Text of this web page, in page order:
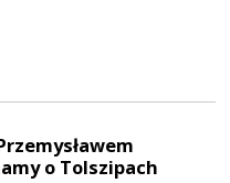
o Tolszipach